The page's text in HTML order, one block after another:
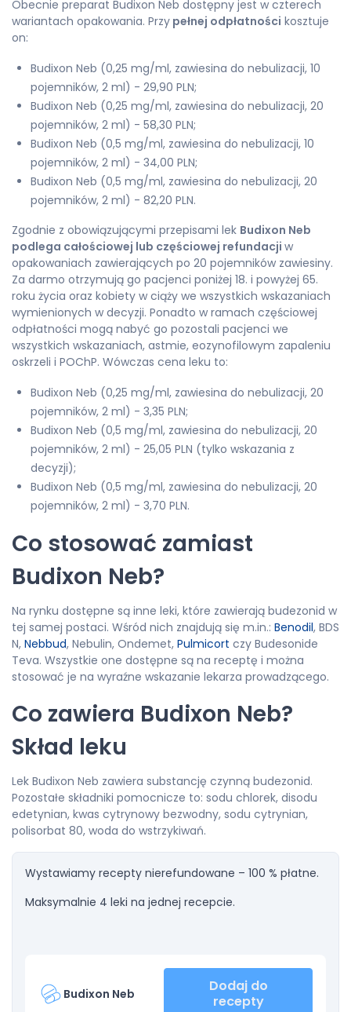
Obecnie preparat Budixon Neb dostępny jest w czterech
wariantach opakowania. Przy pełnej odpłatności kosztuje
on:
Budixon Neb (0,25 mg/ml, zawiesina do nebulizacji, 10
pojemników, 2 ml) - 29,90 PLN;
Budixon Neb (0,25 mg/ml, zawiesina do nebulizacji, 20
pojemników, 2 ml) - 58,30 PLN;
Budixon Neb (0,5 mg/ml, zawiesina do nebulizacji, 10
pojemników, 2 ml) - 34,00 PLN;
Budixon Neb (0,5 mg/ml, zawiesina do nebulizacji, 20
pojemników, 2 ml) - 82,20 PLN.
Zgodnie z obowiązującymi przepisami lek Budixon Neb
podlega całościowej lub częściowej refundacji w
opakowaniach zawierających po 20 pojemników zawiesiny.
Za darmo otrzymują go pacjenci poniżej 18. i powyżej 65.
roku życia oraz kobiety w ciąży we wszystkich wskazaniach
wymienionych w decyzji. Ponadto w ramach częściowej
odpłatności mogą nabyć go pozostali pacjenci we
wszystkich wskazaniach, astmie, eozynofilowym zapaleniu
oskrzeli i POChP. Wówczas cena leku to:
Budixon Neb (0,25 mg/ml, zawiesina do nebulizacji, 20
pojemników, 2 ml) - 3,35 PLN;
Budixon Neb (0,5 mg/ml, zawiesina do nebulizacji, 20
pojemników, 2 ml) - 25,05 PLN (tylko wskazania z
decyzji);
Budixon Neb (0,5 mg/ml, zawiesina do nebulizacji, 20
pojemników, 2 ml) - 3,70 PLN.
Co stosować zamiast
Budixon Neb?
Na rynku dostępne są inne leki, które zawierają budezonid w
tej samej postaci. Wśród nich znajdują się m.in.: Benodil, BDS
N, Nebbud, Nebulin, Ondemet, Pulmicort czy Budesonide
Teva. Wszystkie one dostępne są na receptę i można
stosować je na wyraźne wskazanie lekarza prowadzącego.
Co zawiera Budixon Neb?
Skład leku
Lek Budixon Neb zawiera substancję czynną budezonid.
Pozostałe składniki pomocnicze to: sodu chlorek, disodu
edetynian, kwas cytrynowy bezwodny, sodu cytrynian,
polisorbat 80, woda do wstrzykiwań.
Wystawiamy recepty nierefundowane – 100 % płatne.
Maksymalnie 4 leki na jednej recepcie.
Budixon Neb
Dodaj do
recepty